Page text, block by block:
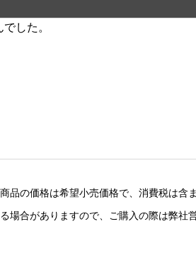
した。
品の価格は希望小売価格で、消費税は含
場合がありますので、ご購入の際は弊社